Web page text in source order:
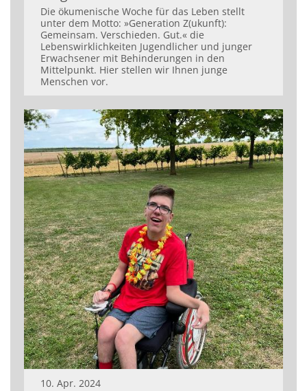
Die ökumenische Woche für das Leben stellt
unter dem Motto: »Generation Z(ukunft):
Gemeinsam. Verschieden. Gut.« die
Lebenswirklichkeiten Jugendlicher und junger
Erwachsener mit Behinderungen in den
Mittelpunkt. Hier stellen wir Ihnen junge
Menschen vor.
10. Apr. 2024